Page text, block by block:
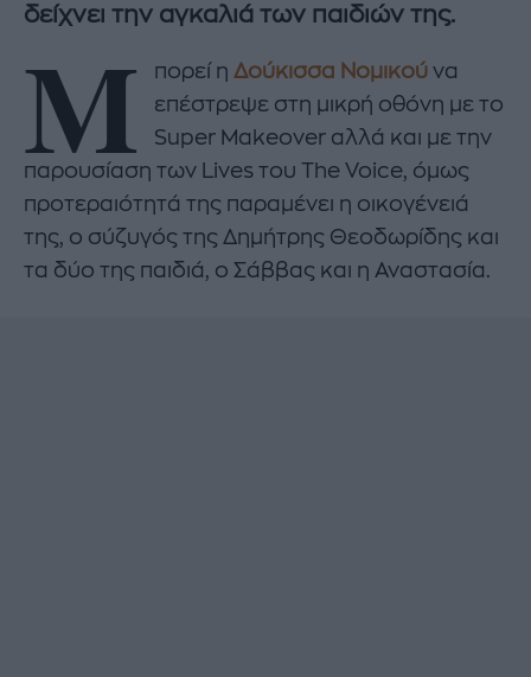
δείχνει την αγκαλιά των παιδιών της.
Μ πορεί η Δούκισσα Νομικού να
επέστρεψε στη μικρή οθόνη με το
Super Makeover αλλά και με την
παρουσίαση των Lives του The Voice, όμως
προτεραιότητά της παραμένει η οικογένειά
της, ο σύζυγός της Δημήτρης Θεοδωρίδης και
τα δύο της παιδιά, ο Σάββας και η Αναστασία.